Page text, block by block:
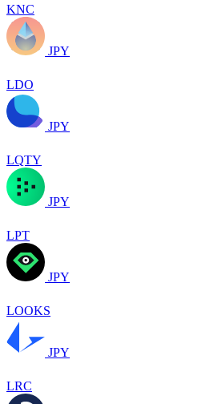
KNC
JPY
LDO
JPY
LQTY
JPY
LPT
JPY
LOOKS
JPY
LRC